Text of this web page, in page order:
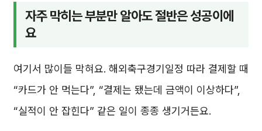
자주 막히는 부분만 알아도 절반은 성공이에
요
여기서 많이들 막혀요. 해외축구경기일정 따라 결제할 때
“카드가 안 먹는다”, “결제는 됐는데 금액이 이상하다”,
“실적이 안 잡힌다” 같은 일이 종종 생기거든요.